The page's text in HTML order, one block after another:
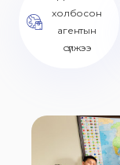
холбосон
агентын
сүлжээ